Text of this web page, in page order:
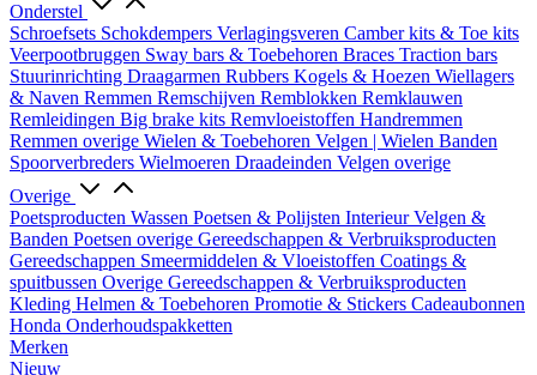
Onderstel
Schroefsets Schokdempers Verlagingsveren Camber kits & Toe kits
Veerpootbruggen Sway bars & Toebehoren Braces Traction bars
Stuurinrichting Draagarmen Rubbers Kogels & Hoezen Wiellagers
& Naven Remmen Remschijven Remblokken Remklauwen
Remleidingen Big brake kits Remvloeistoffen Handremmen
Remmen overige Wielen & Toebehoren Velgen | Wielen Banden
Spoorverbreders Wielmoeren Draadeinden Velgen overige
Overige
Poetsproducten Wassen Poetsen & Polijsten InterieurVelgen &
Banden Poetsen overige Gereedschappen & Verbruiksproducten
Gereedschappen Smeermiddelen & Vloeistoffen Coatings &
spuitbussen Overige Gereedschappen & Verbruiksproducten
Kleding Helmen & Toebehoren Promotie & Stickers Cadeaubonnen
Honda Onderhoudspakketten
Merken
Nieuw